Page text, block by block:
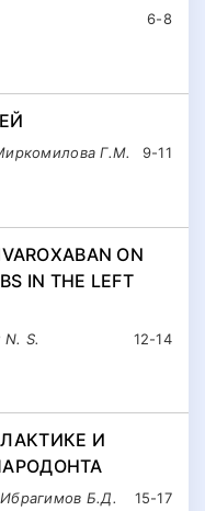
6-8
9-11
Г.М.
ON
IN THE LEFT
12-14
S.
И
15-17
Б.Д.